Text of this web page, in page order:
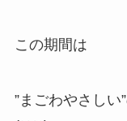
この期間は
”まごわやさしい”